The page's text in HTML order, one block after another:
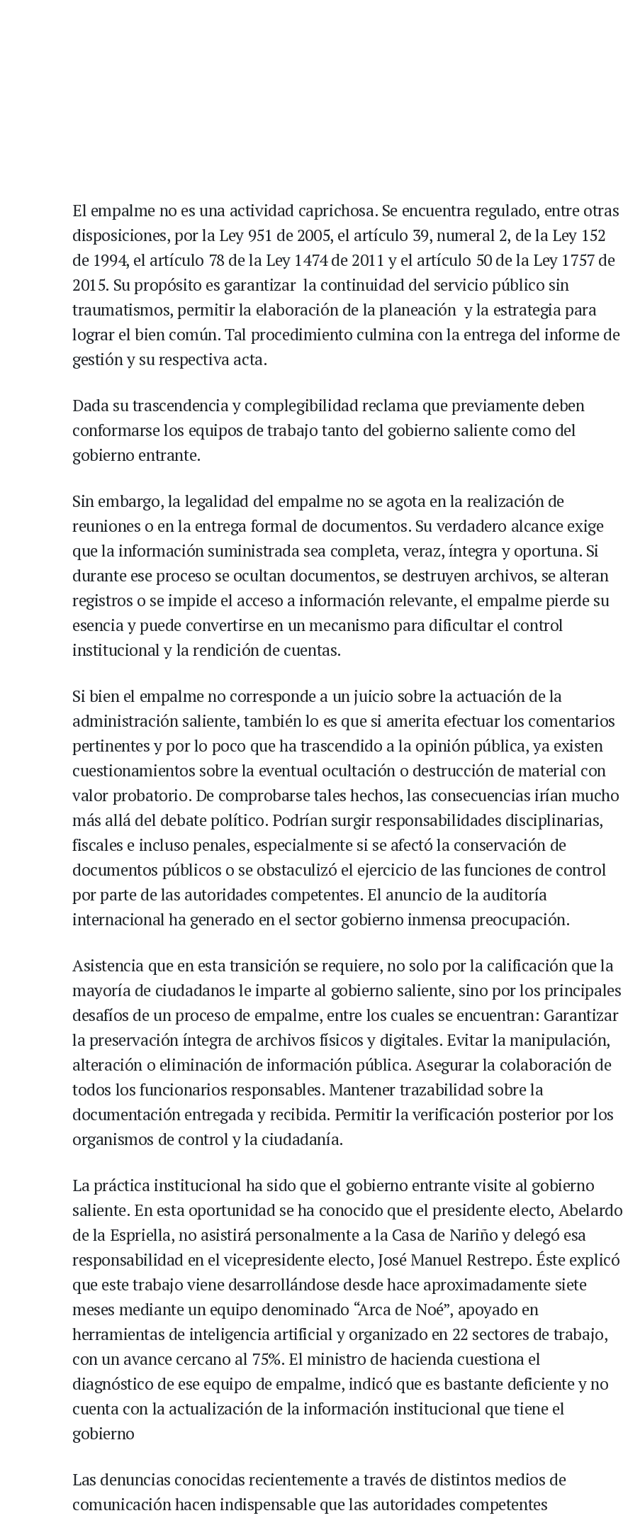
El empalme no es una actividad caprichosa. Se encuentra regulado, entre otras
disposiciones, por la Ley 951 de 2005, el artículo 39, numeral 2, de la Ley 152
de 1994, el artículo 78 de la Ley 1474 de 2011 y el artículo 50 de la Ley 1757 de
2015. Su propósito es garantizar la continuidad del servicio público sin
traumatismos, permitir la elaboración de la planeación y la estrategia para
lograr el bien común. Tal procedimiento culmina con la entrega del informe de
gestión y su respectiva acta.
Dada su trascendencia y complegibilidad reclama que previamente deben
conformarse los equipos de trabajo tanto del gobierno saliente como del
gobierno entrante.
Sin embargo, la legalidad del empalme no se agota en la realización de
reuniones o en la entrega formal de documentos. Su verdadero alcance exige
que la información suministrada sea completa, veraz, íntegra y oportuna. Si
durante ese proceso se ocultan documentos, se destruyen archivos, se alteran
registros o se impide el acceso a información relevante, el empalme pierde su
esencia y puede convertirse en un mecanismo para dificultar el control
institucional y la rendición de cuentas.
Si bien el empalme no corresponde a un juicio sobre la actuación de la
administración saliente, también lo es que si amerita efectuar los comentarios
pertinentes y por lo poco que ha trascendido a la opinión pública, ya existen
cuestionamientos sobre la eventual ocultación o destrucción de material con
valor probatorio. De comprobarse tales hechos, las consecuencias irían mucho
más allá del debate político. Podrían surgir responsabilidades disciplinarias,
fiscales e incluso penales, especialmente si se afectó la conservación de
documentos públicos o se obstaculizó el ejercicio de las funciones de control
por parte de las autoridades competentes. El anuncio de la auditoría
internacional ha generado en el sector gobierno inmensa preocupación.
Asistencia que en esta transición se requiere, no solo por la calificación que la
mayoría de ciudadanos le imparte al gobierno saliente, sino por los principales
desafíos de un proceso de empalme, entre los cuales se encuentran: Garantizar
la preservación íntegra de archivos físicos y digitales. Evitar la manipulación,
alteración o eliminación de información pública. Asegurar la colaboración de
todos los funcionarios responsables. Mantener trazabilidad sobre la
documentación entregada y recibida. Permitir la verificación posterior por los
organismos de control y la ciudadanía.
La práctica institucional ha sido que el gobierno entrante visite al gobierno
saliente. En esta oportunidad se ha conocido que el presidente electo, Abelardo
de la Espriella, no asistirá personalmente a la Casa de Nariño y delegó esa
responsabilidad en el vicepresidente electo, José Manuel Restrepo. Éste explicó
que este trabajo viene desarrollándose desde hace aproximadamente siete
meses mediante un equipo denominado “Arca de Noé”, apoyado en
herramientas de inteligencia artificial y organizado en 22 sectores de trabajo,
con un avance cercano al 75%. El ministro de hacienda cuestiona el
diagnóstico de ese equipo de empalme, indicó que es bastante deficiente y no
cuenta con la actualización de la información institucional que tiene el
gobierno
Las denuncias conocidas recientemente a través de distintos medios de
comunicación hacen indispensable que las autoridades competentes